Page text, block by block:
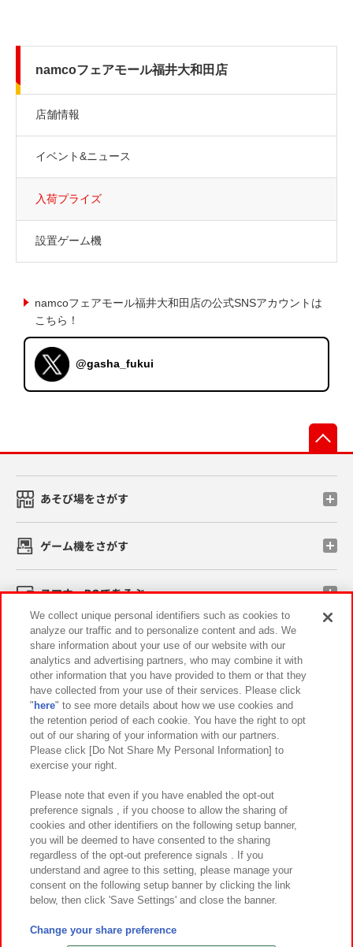
namcoフェアモール福井大和田店
店舗情報
イベント&ニュース
入荷プライズ
設置ゲーム機
namcoフェアモール福井大和田店の公式SNSアカウントは
こちら！
@gasha_fukui
あそび場をさがす
ゲーム機をさがす
スマホ・PCであそぶ
イベント・キャンペーン
関連会社 サステナビリティ サイトポリシー
プライバシーポリシー ウェブアクセシビリティ方針と検証結果
お取引先さまとともに
カスタマーハラスメント対応方針 よくあるご質問・お問い合わせ
©Bandai Namco Amusement Inc.
©Bandai Namco Amusement Lab Inc.
We collect unique personal identifiers such as cookies to
analyze our traffic and to personalize content and ads. We
share information about your use of our website with our
analytics and advertising partners, who may combine it with
other information that you have provided to them or that they
have collected from your use of their services. Please click
" here" to see more details about how we use cookies and
the retention period of each cookie. You have the right to opt
out of our sharing of your information with our partners.
Please click [Do Not Share My Personal Information] to
exercise your right.
Please note that even if you have enabled the opt-out
preference signals , if you choose to allow the sharing of
cookies and other identifiers on the following setup banner,
you will be deemed to have consented to the sharing
regardless of the opt-out preference signals . If you
understand and agree to this setting, please manage your
consent on the following setup banner by clicking the link
below, then click 'Save Settings' and close the banner.
Change your share preference